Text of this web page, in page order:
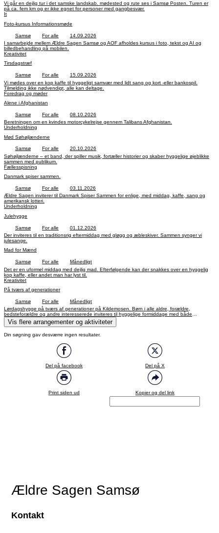
Vi går en dejlig tur i det samske landskab. mødested og rute ses i Samsø Posten. Turen er
på ca. fem km og er ikke egnet for personer med gangbesvær.
It
Foto-kursus Informationsmøde
Samsø For alle
14.09.2026
I samarbejde mellem Ældre Sagen Samsø og AOF afholdes kursus i foto, tekst og AI og
billedbehandling på mobilen.
Kreativitet
Tirsdagstræf
Samsø For alle
15.09.2026
Vi mødes over en kop kaffe til hyggeligt samvær med lidt sang og kort -eller bankospil.
Tilmelding ikke nødvendigt, alle kan deltage.
Foredrag og møder
Alene i Afghanistan
Samsø For alle
08.10.2026
Beretningen om en kvindes motorcykelrejse gennem Talibans Afghanistan.
Underholdning
Mød Søhøjlænderne
Samsø For alle
20.10.2026
Søhøjlænderne – et band, der spiller musik, fortæller historier og skaber hyggelige øjeblikke
sammen med publikum.
Fællesspisning
Danmark spiser sammen.
Samsø For alle
03.11.2026
Ældre Sagen inviterer til Danmark Spiser Sammen for enlige, med middag, kaffe, sang og
amerikansk lotteri.
Underholdning
Julehygge
Samsø For alle
01.12.2026
Der inviteres til en traditionsrig eftermiddag med gløgg og æbleskiver. Sammen synger vi
julesange.
Mad for Mænd
Samsø For alle
Månedligt
Det er en uformel middag med dejlig mad. Efterfølgende kan der snakkes over en hyggelig
kop kaffe, eller andet man har lyst til.
Kreativitet
På tværs af generationer
Samsø For alle
Månedligt
Lørdagshygge på tværs af generationer på Kildemosen. Børn i alle aldre, forældre,
bedsteforældre og andre interesserede inviteres til hyggelige formiddage med både
fællesskab og aktiviteter
Vis flere arrangementer og aktiviteter
Din søgning gav desværre ingen resultater.
Del på facebook Del på X
Print siden ud Kopier og del link
Ældre Sagen Samsø
Kontakt